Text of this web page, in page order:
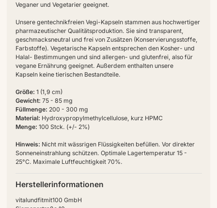
Veganer und Vegetarier geeignet.
Unsere gentechnikfreien Vegi-Kapseln stammen aus hochwertiger
pharmazeutischer Qualitätsproduktion. Sie sind transparent,
geschmacksneutral und frei von Zusätzen (Konservierungsstoffe,
Farbstoffe). Vegetarische Kapseln entsprechen den Kosher- und
Halal- Bestimmungen und sind allergen- und glutenfrei, also für
vegane Ernährung geeignet. Außerdem enthalten unsere
Kapseln keine tierischen Bestandteile.
Größe: 1 (1,9 cm)
Gewicht: 75 - 85 mg
Füllmenge: 200 - 300 mg
Material: Hydroxypropylmethylcellulose, kurz HPMC
Menge: 100 Stck. (+/- 2%)
Hinweis: Nicht mit wässrigen Flüssigkeiten befüllen. Vor direkter
Sonneneinstrahlung schützen. Optimale Lagertemperatur 15 -
25°C. Maximale Luftfeuchtigkeit 70%.
Herstellerinformationen
vitalundfitmit100 GmbH